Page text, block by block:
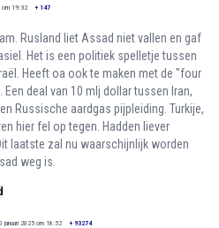
om 19:32 + 147
Rusland liet Assad niet vallen en gaf
Het is een politiek spelletje tussen
Heeft oa ook te maken met de "four
deal van 10 mlj dollar tussen Iran,
Russische aardgas pijpleiding. Turkije,
hier fel op tegen. Hadden liever
laatste zal nu waarschijnlijk worden
weg is.
januari 2025 om 18:52 + 93274